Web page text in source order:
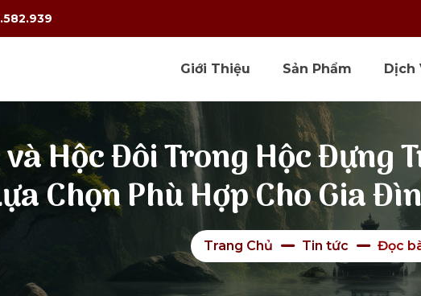
Giới Thiệu Sản Phẩm Dịch
Hộc Đôi Trong Hộc Đựng
Chọn Phù Hợp Cho Gia
Trang Chủ Tin tức Đọc